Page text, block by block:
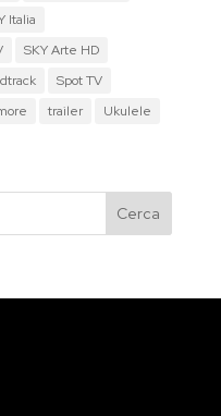
Italia
SKY Arte HD
Spot TV
trailer
Ukulele